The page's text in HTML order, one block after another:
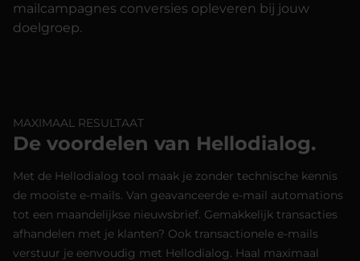
mailcampagnes conversies opleveren bij jouw
doelgroep.
MAXIMAAL RESULTAAT
De voordelen van Hellodialog.
Met de Hellodialog tool maak je zonder technische kennis
de mooiste e-mails. Van geavanceerde e-mail automations
tot een maandelijkse nieuwsbrief. Gemakkelijk transacties
afhandelen met je klanten? Ook transactionele e-mails
verstuur je eenvoudig met Hellodialog. Haal maximaal